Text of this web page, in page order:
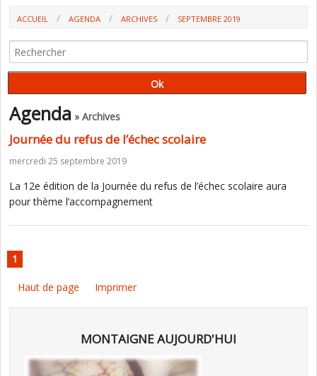
ACCUEIL AGENDA ARCHIVES SEPTEMBRE 2019
Agenda » Archives
Journée du refus de l’échec scolaire
mercredi 25 septembre 2019
La 12e édition de la Journée du refus de l’échec scolaire aura
pour thème l’accompagnement
1
Haut de page Imprimer
MONTAIGNE AUJOURD'HUI